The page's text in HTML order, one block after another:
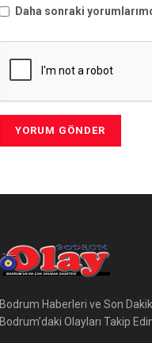
Daha sonraki
Bodrum Haberleri ve Son
Bodrum’daki Olayları Takip